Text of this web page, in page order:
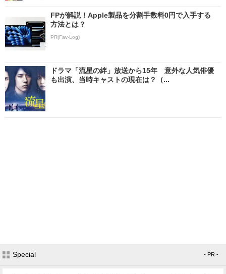
FPが解説！Apple製品を分割手数料0円で入手する
方法とは？
PR(Fav-Log)
ドラマ「流星の絆」放送から15年 意外な人気俳優
も出演、当時キャストの現在は？（...
Special - PR -